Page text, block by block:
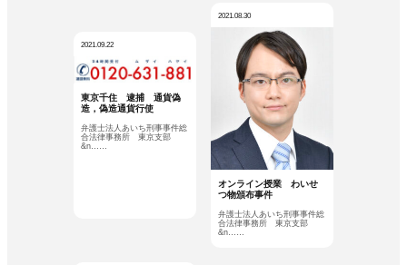
2021.09.22
東京千住 逮捕 通貨偽
造，偽造通貨行使
弁護士法人あいち刑事事件総
合法律事務所 東京支部
&n……
2021.08.30
オンライン授業 わいせ
つ物頒布事件
弁護士法人あいち刑事事件総
合法律事務所 東京支部
&n……